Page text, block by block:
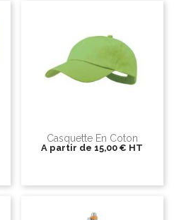
Casquette En Coton
A partir de 15,00 € HT